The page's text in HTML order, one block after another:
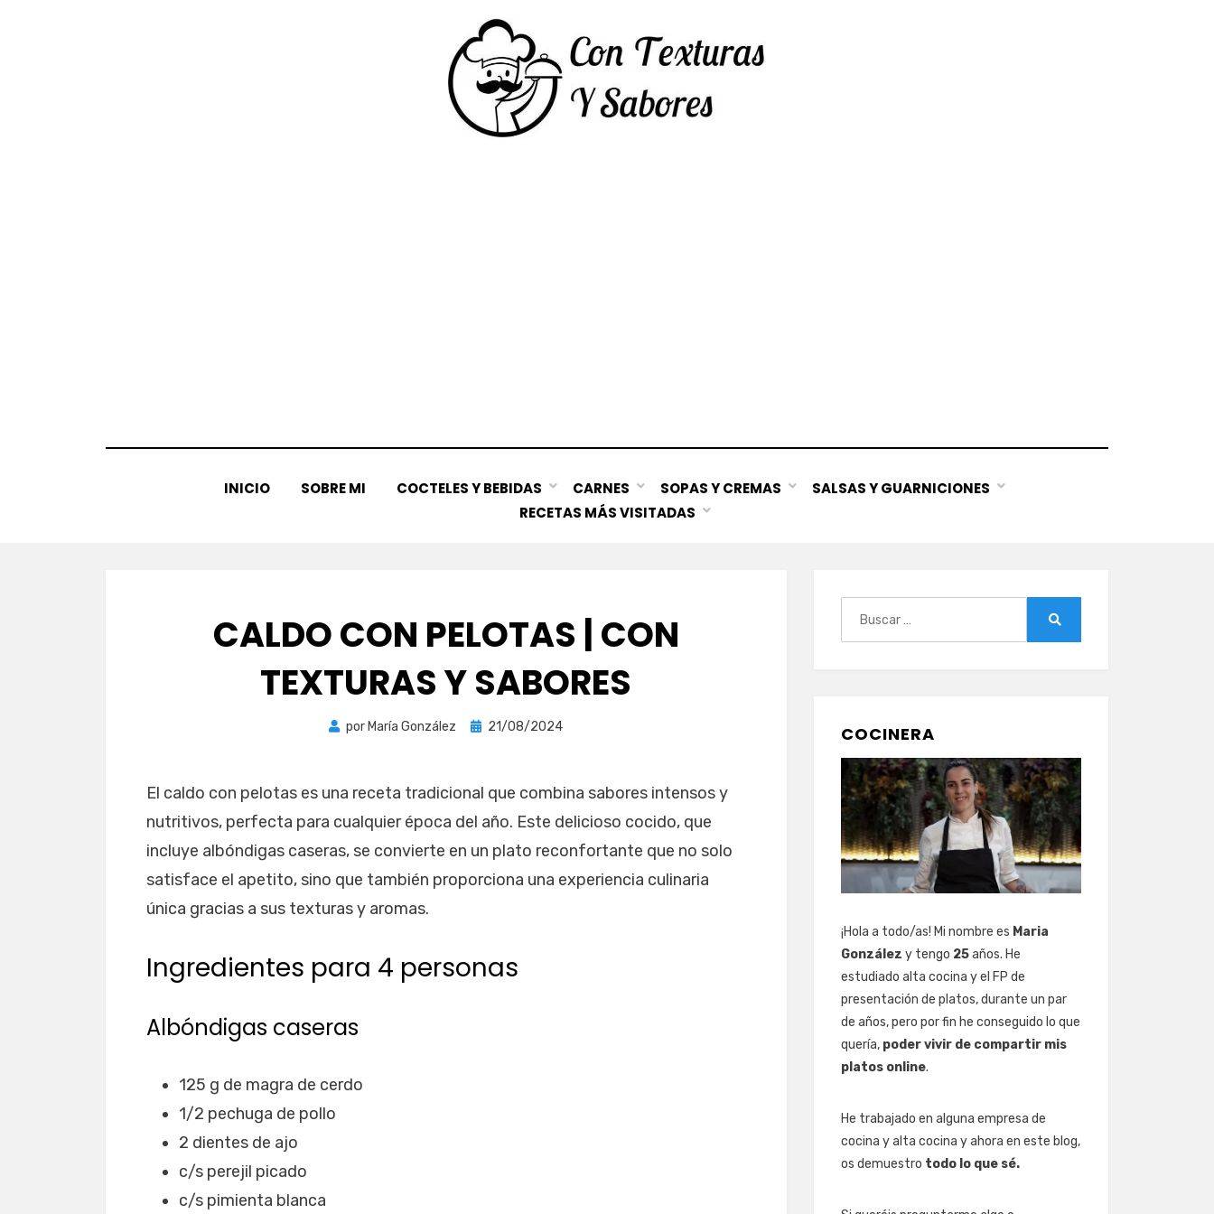
INICIO SOBRE MI COCTELES Y BEBIDAS CARNES SOPAS Y CREMAS
SALSAS Y GUARNICIONES
RECETAS MÁS VISITADAS
CALDO CON PELOTAS | CON
TEXTURAS Y SABORES
por María González
Publicada
21/08/2024
El caldo con pelotas es una receta tradicional que combina sabores intensos y
nutritivos, perfecta para cualquier época del año. Este delicioso cocido, que
incluye albóndigas caseras, se convierte en un plato reconfortante que no solo
satisface el apetito, sino que también proporciona una experiencia culinaria
única gracias a sus texturas y aromas.
Ingredientes para 4 personas
Albóndigas caseras
125 g de magra de cerdo
1/2 pechuga de pollo
2 dientes de ajo
c/s perejil picado
c/s pimienta blanca
COCINERA
¡Hola a todo/as! Mi nombre es Maria
González y tengo 25años. He
estudiado alta cocina y el FP de
presentación de platos, durante un par
de años, pero por fin he conseguido lo que
quería, poder vivir de compartir mis
platos online.
He trabajado en alguna empresa de
cocina y alta cocina y ahora en este blog,
os demuestro todo lo que sé.